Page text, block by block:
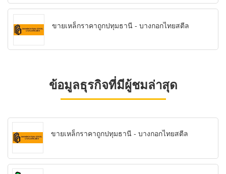
ขายเหล็กราคาถูกปทุมธานี - บางกอกไทยสตีล
ข้อมูลธุรกิจที่มีผู้ชมล่าสุด
ขายเหล็กราคาถูกปทุมธานี - บางกอกไทยสตีล